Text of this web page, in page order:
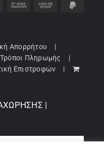
Απορρήτου
Τρόποι Πληρωμής
Επιστροφών
|